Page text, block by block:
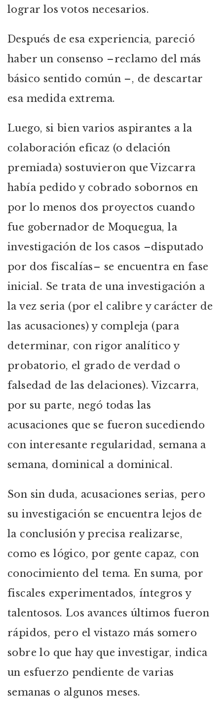
lograr los votos necesarios.
Después de esa experiencia, pareció
haber un consenso –reclamo del más
básico sentido común –, de descartar
esa medida extrema.
Luego, si bien varios aspirantes a la
colaboración eficaz (o delación
premiada) sostuvieron que Vizcarra
había pedido y cobrado sobornos en
por lo menos dos proyectos cuando
fue gobernador de Moquegua, la
investigación de los casos –disputado
por dos fiscalías– se encuentra en fase
inicial. Se trata de una investigación a
la vez seria (por el calibre y carácter de
las acusaciones) y compleja (para
determinar, con rigor analítico y
probatorio, el grado de verdad o
falsedad de las delaciones). Vizcarra,
por su parte, negó todas las
acusaciones que se fueron sucediendo
con interesante regularidad, semana a
semana, dominical a dominical.
Son sin duda, acusaciones serias, pero
su investigación se encuentra lejos de
la conclusión y precisa realizarse,
como es lógico, por gente capaz, con
conocimiento del tema. En suma, por
fiscales experimentados, íntegros y
talentosos. Los avances últimos fueron
rápidos, pero el vistazo más somero
sobre lo que hay que investigar, indica
un esfuerzo pendiente de varias
semanas o algunos meses.